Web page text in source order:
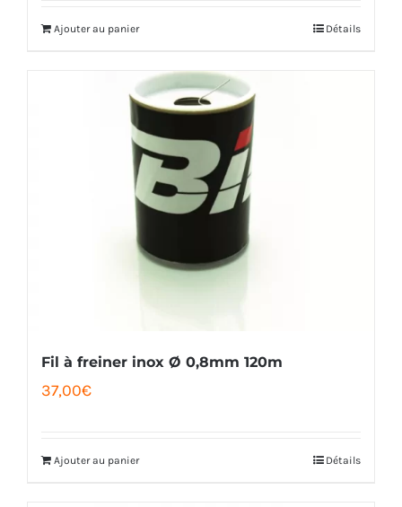
était :
37,00€.
Ajouter au panier Détails
Fil à freiner inox Ø 0,8mm 120m
37,00€
Ajouter au panier Détails